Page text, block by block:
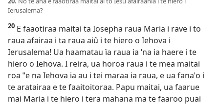
Ierusalema?
20 E faaotiraa maitai ta Iosepha raua Maria i rave i to
raua afairaa i ta raua aiû i te hiero o Iehova i
Ierusalema! Ua haamatau ïa raua ia ˈna ia haere i te
hiero o Iehova. I reira, ua horoa raua i te mea maitai
roa ˈˈe na Iehova ia au i tei maraa ia raua, e ua fanaˈo i
te aratairaa e te faaitoitoraa. Papu maitai, ua faarue
mai Maria i te hiero i tera mahana ma te faaroo puai